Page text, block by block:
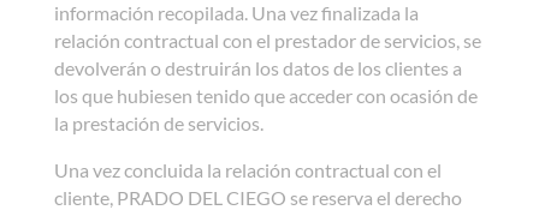
información recopilada. Una vez finalizada la
relación contractual con el prestador de servicios, se
devolverán o destruirán los datos de los clientes a
los que hubiesen tenido que acceder con ocasión de
la prestación de servicios.
Una vez concluida la relación contractual con el
cliente, PRADO DEL CIEGO se reserva el derecho